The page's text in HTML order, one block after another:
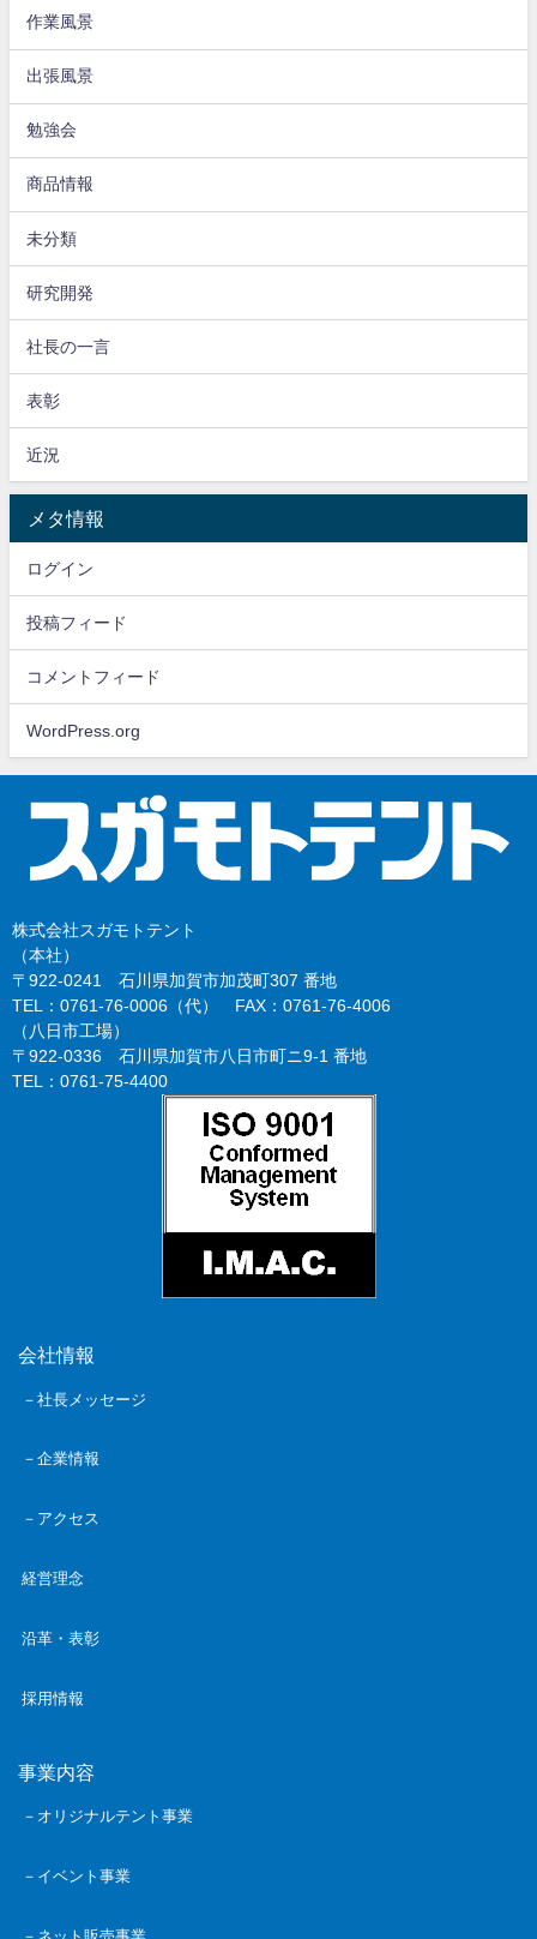
作業風景
出張風景
勉強会
商品情報
未分類
研究開発
社長の一言
表彰
近況
メタ情報
ログイン
投稿フィード
コメントフィード
WordPress.org
株式会社スガモトテント
（本社）
〒922-0241 石川県加賀市加茂町307 番地
TEL：0761-76-0006（代） FAX：0761-76-4006
（八日市工場）
〒922-0336 石川県加賀市八日市町ニ9-1 番地
TEL：0761-75-4400
会社情報
－社長メッセージ
－企業情報
－アクセス
経営理念
沿革・表彰
採用情報
事業内容
－オリジナルテント事業
－イベント事業